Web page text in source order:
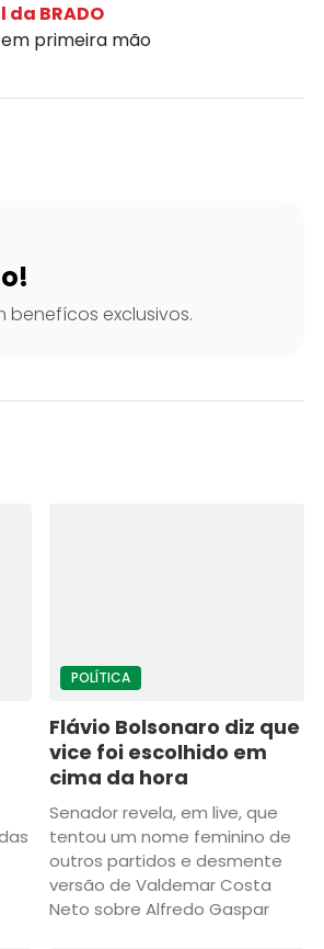
BRADO
primeira mão
exclusivos.
POLÍTICA
Flávio Bolsonaro diz que
vice foi escolhido em
cima da hora
Senador revela, em live, que
tentou um nome feminino de
outros partidos e desmente
versão de Valdemar Costa
Neto sobre Alfredo Gaspar